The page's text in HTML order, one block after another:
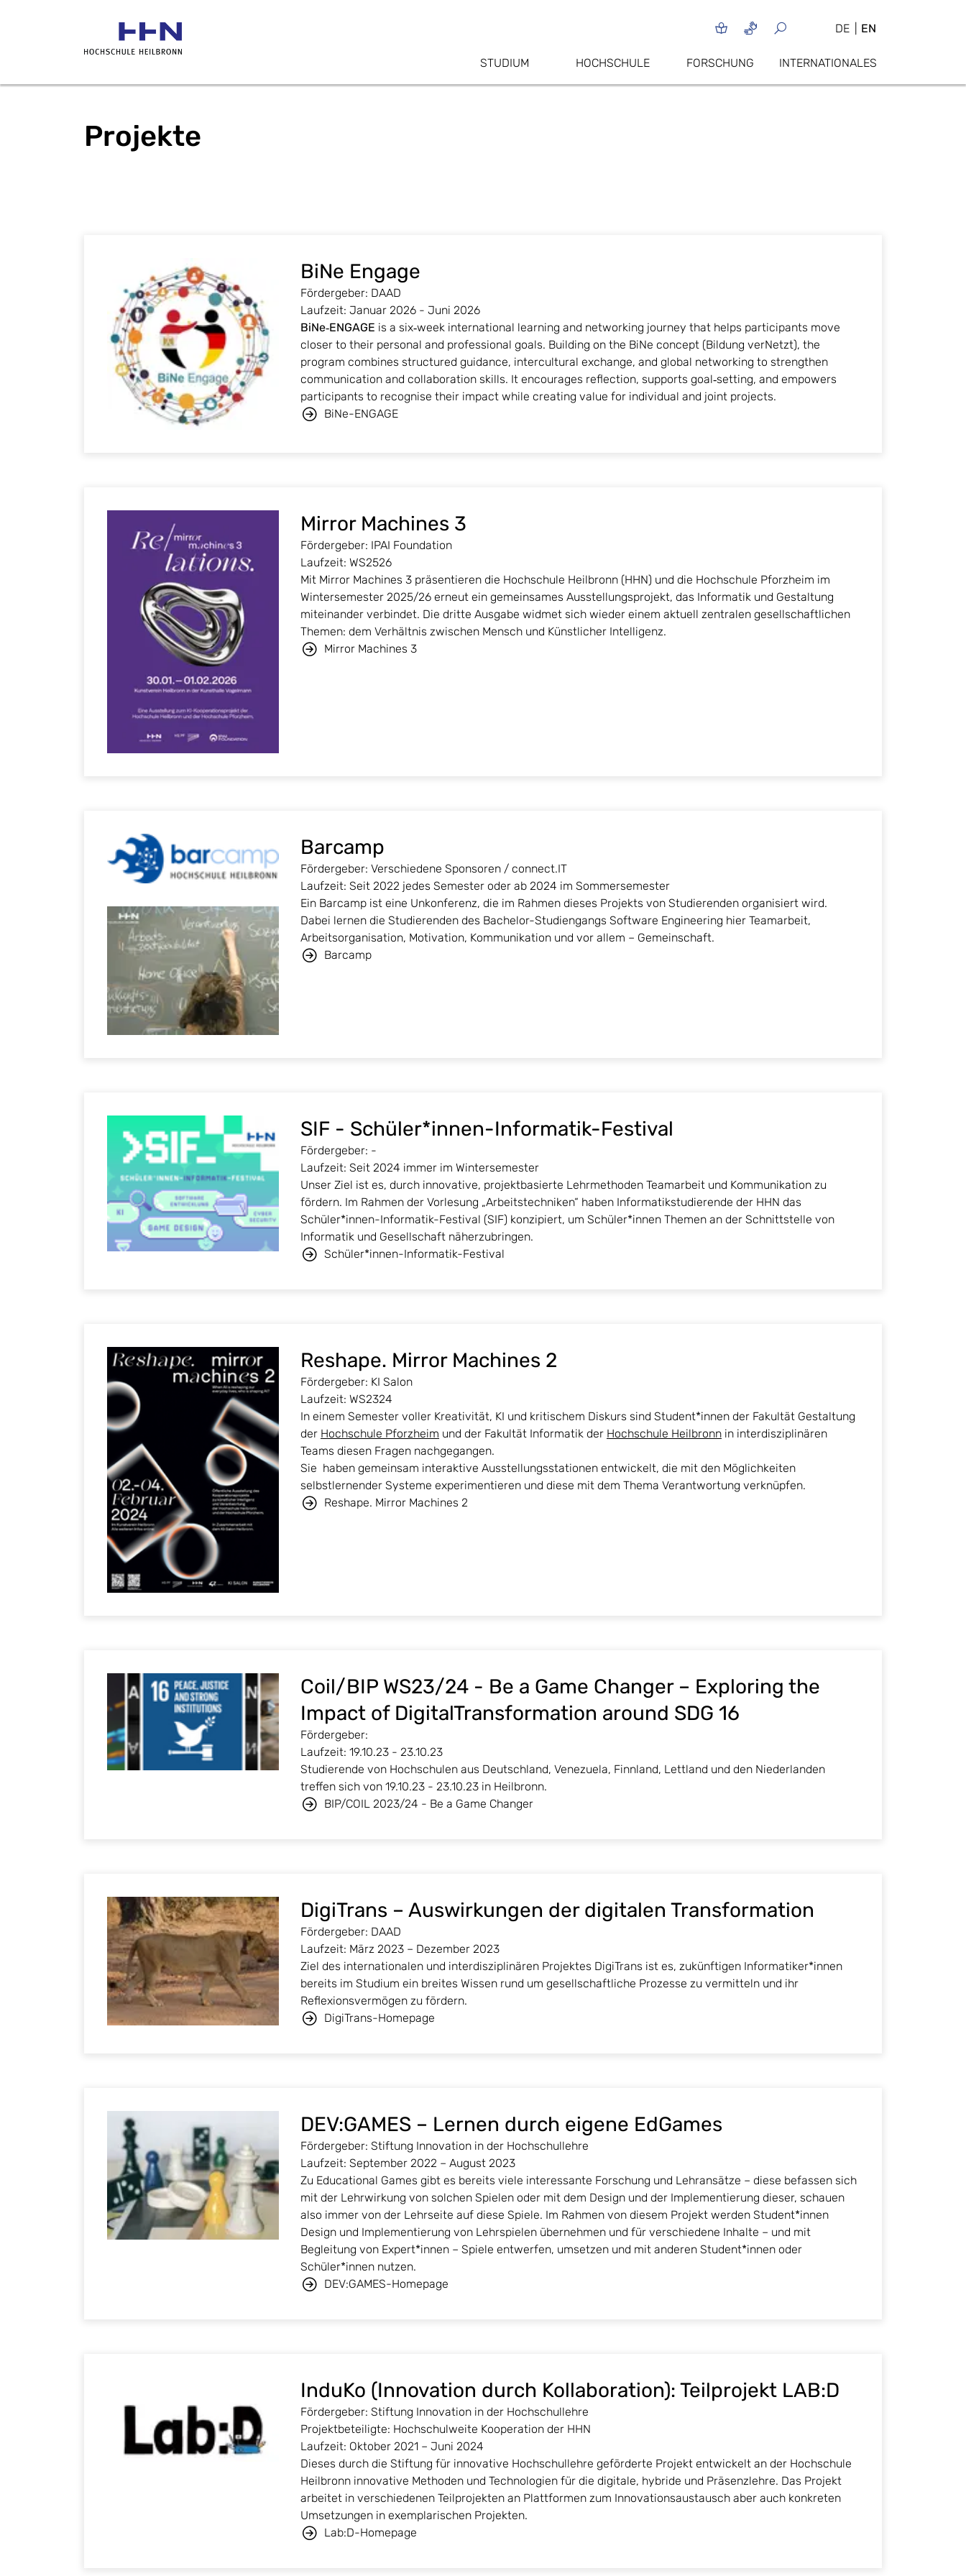
DE EN
STUDIUM HOCHSCHULE FORSCHUNG INTERNATIONALES
Projekte
BiNe Engage
Fördergeber: DAAD
Laufzeit: Januar 2026 - Juni 2026
BiNe‑ENGAGE is a six‑week international learning and networking journey that helps participants move
closer to their personal and professional goals. Building on the BiNe concept (Bildung verNetzt), the
program combines structured guidance, intercultural exchange, and global networking to strengthen
communication and collaboration skills. It encourages reflection, supports goal‑setting, and empowers
participants to recognise their impact while creating value for individual and joint projects.
BiNe-ENGAGE
Mirror Machines 3
Fördergeber: IPAI Foundation
Laufzeit: WS2526
Mit Mirror Machines 3 präsentieren die Hochschule Heilbronn (HHN) und die Hochschule Pforzheim im
Wintersemester 2025/26 erneut ein gemeinsames Ausstellungsprojekt, das Informatik und Gestaltung
miteinander verbindet. Die dritte Ausgabe widmet sich wieder einem aktuell zentralen gesellschaftlichen
Themen: dem Verhältnis zwischen Mensch und Künstlicher Intelligenz.
Mirror Machines 3
Barcamp
Fördergeber: Verschiedene Sponsoren / connect.IT
Laufzeit: Seit 2022 jedes Semester oder ab 2024 im Sommersemester
Ein Barcamp ist eine Unkonferenz, die im Rahmen dieses Projekts von Studierenden organisiert wird.
Dabei lernen die Studierenden des Bachelor-Studiengangs Software Engineering hier Teamarbeit,
Arbeitsorganisation, Motivation, Kommunikation und vor allem – Gemeinschaft.
Barcamp
SIF - Schüler*innen-Informatik-Festival
Fördergeber: -
Laufzeit: Seit 2024 immer im Wintersemester
Unser Ziel ist es, durch innovative, projektbasierte Lehrmethoden Teamarbeit und Kommunikation zu
fördern. Im Rahmen der Vorlesung „Arbeitstechniken“ haben Informatikstudierende der HHN das
Schüler*innen-Informatik-Festival (SIF) konzipiert, um Schüler*innen Themen an der Schnittstelle von
Informatik und Gesellschaft näherzubringen.
Schüler*innen-Informatik-Festival
Reshape. Mirror Machines 2
Fördergeber: KI Salon
Laufzeit: WS2324
In einem Semester voller Kreativität, KI und kritischem Diskurs sind Student*innen der Fakultät Gestaltung
der Hochschule Pforzheim und der Fakultät Informatik der Hochschule Heilbronn in interdisziplinären
Teams diesen Fragen nachgegangen.
Sie haben gemeinsam interaktive Ausstellungsstationen entwickelt, die mit den Möglichkeiten
selbstlernender Systeme experimentieren und diese mit dem Thema Verantwortung verknüpfen.
Reshape. Mirror Machines 2
Coil/BIP WS23/24 - Be a Game Changer – Exploring the
Impact of DigitalTransformation around SDG 16
Fördergeber:
Laufzeit: 19.10.23 - 23.10.23
Studierende von Hochschulen aus Deutschland, Venezuela, Finnland, Lettland und den Niederlanden
treffen sich von 19.10.23 - 23.10.23 in Heilbronn.
BIP/COIL 2023/24 - Be a Game Changer
DigiTrans – Auswirkungen der digitalen Transformation
Fördergeber: DAAD
Laufzeit: März 2023 – Dezember 2023
Ziel des internationalen und interdisziplinären Projektes DigiTrans ist es, zukünftigen Informatiker*innen
bereits im Studium ein breites Wissen rund um gesellschaftliche Prozesse zu vermitteln und ihr
Reflexionsvermögen zu fördern.
DigiTrans-Homepage
DEV:GAMES – Lernen durch eigene EdGames
Fördergeber: Stiftung Innovation in der Hochschullehre
Laufzeit: September 2022 – August 2023
Zu Educational Games gibt es bereits viele interessante Forschung und Lehransätze – diese befassen sich
mit der Lehrwirkung von solchen Spielen oder mit dem Design und der Implementierung dieser, schauen
also immer von der Lehrseite auf diese Spiele. Im Rahmen von diesem Projekt werden Student*innen
Design und Implementierung von Lehrspielen übernehmen und für verschiedene Inhalte – und mit
Begleitung von Expert*innen – Spiele entwerfen, umsetzen und mit anderen Student*innen oder
Schüler*innen nutzen.
DEV:GAMES-Homepage
InduKo (Innovation durch Kollaboration): Teilprojekt LAB:D
Fördergeber: Stiftung Innovation in der Hochschullehre
Projektbeteiligte: Hochschulweite Kooperation der HHN
Laufzeit: Oktober 2021 – Juni 2024
Dieses durch die Stiftung für innovative Hochschullehre geförderte Projekt entwickelt an der Hochschule
Heilbronn innovative Methoden und Technologien für die digitale, hybride und Präsenzlehre. Das Projekt
arbeitet in verschiedenen Teilprojekten an Plattformen zum Innovationsaustausch aber auch konkreten
Umsetzungen in exemplarischen Projekten.
Lab:D-Homepage